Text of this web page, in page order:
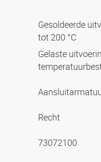
Gesoldeerde
tot 200 °C
Gelaste
Recht
73072100